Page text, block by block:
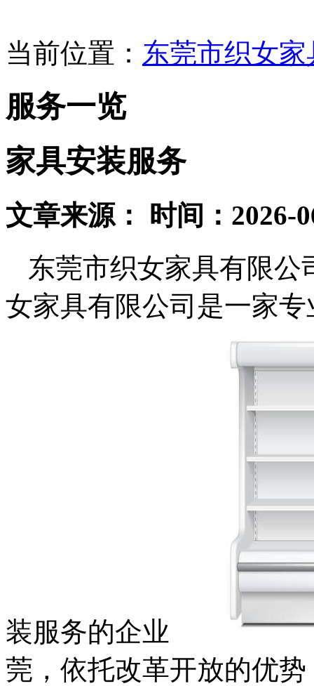
当前位置： 东莞市织女
服务一览
家具安装服务
文章来源： 时间：2026-
东莞市织女家具有限
女家具有限公司是一家
装服务的企业
莞，依托改革开放的优